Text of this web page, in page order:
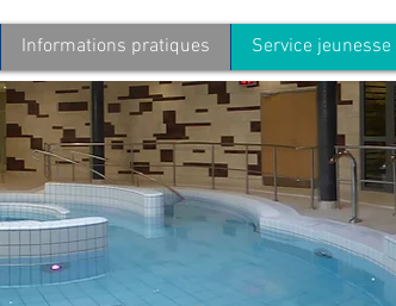
Informations pratiques Service jeunesse